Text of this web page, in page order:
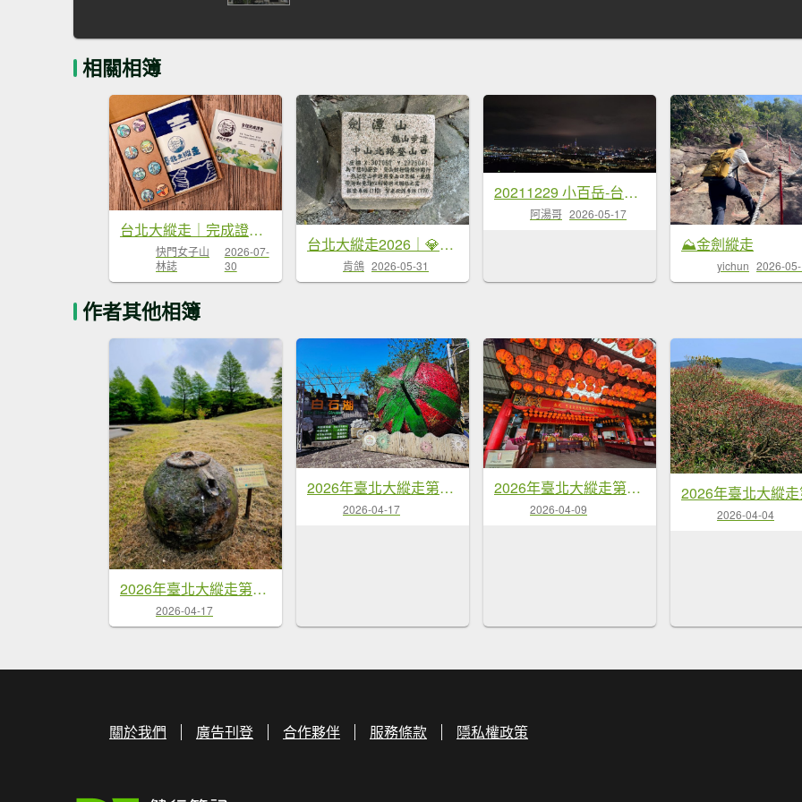
相關相簿
台北大縱走｜完成證書 x 徽章獎品 x 路線全攻略
快門女子山
林誌
2026-07-
30
台北大縱走2026｜💎尋寶穿越蝴蝶蘭步道！第五段｜劍潭(山)→文間山→忠勇山→碧山巖
肯鴿 2026-05-31
20211229 小百岳-台北劍潭山
阿湯哥 2026-05-17
⛰金劍縱走
yichun 2026-
作者其他相簿
2026年臺北大縱走第三段：小油坑至風櫃口
2026-04-17
2026年臺北大縱走第四段：風櫃口至中華科技大學
2026-04-17
2026年臺北大縱走第七段：世界山莊至飛龍步道政大後山
2026-04-09 2026-04-04
關於我們 廣告刊登 合作夥伴 服務條款 隱私權政策